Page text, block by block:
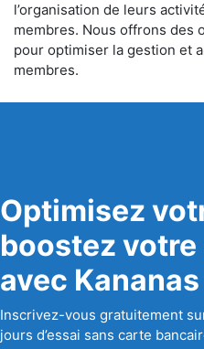
l’organisation de leurs
membres. Nous offrons des
pour optimiser la gestion et
membres.
Optimisez
boostez
avec Kananas
Inscrivez-vous gratuitement
jours d’essai sans carte